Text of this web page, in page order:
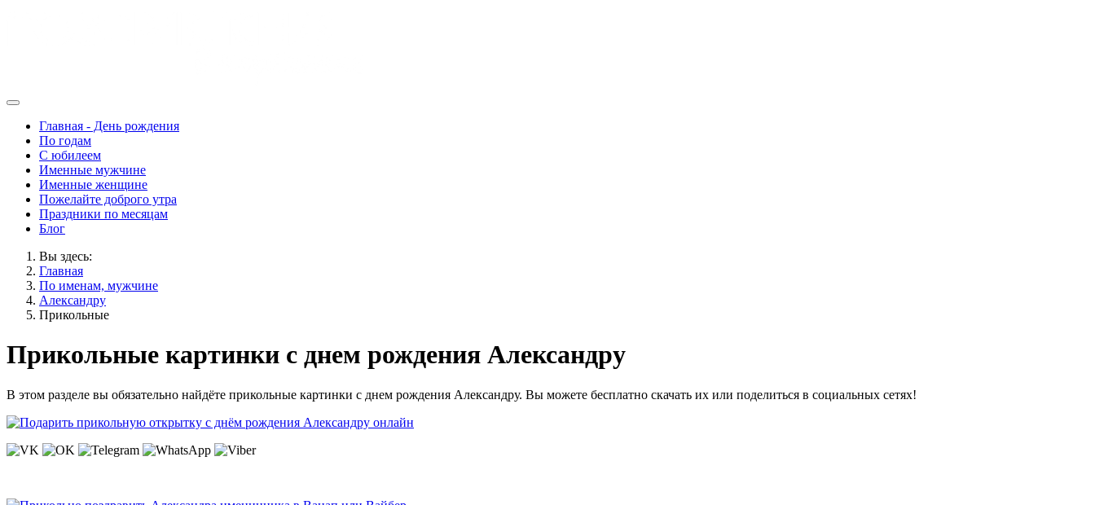
Главная - День рождения
По годам
С юбилеем
Именные мужчине
Именные женщине
Пожелайте доброго утра
Праздники по месяцам
Блог
Вы здесь:
Главная
По именам, мужчине
Александру
Прикольные
Прикольные картинки с днем рождения Александру
В этом разделе вы обязательно найдёте прикольные картинки с днем рождения Александру. Вы можете бесплатно скачать их или поделиться в социальных сетях!